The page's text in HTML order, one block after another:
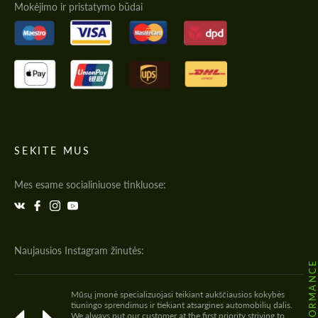
Mokėjimo ir pristatymo būdai
SEKITE MUS
Mes esame socialiniuose tinkluose:
Naujausios Instagram žinutės:
Mūsų įmonė specializuojasi teikiant aukščiausios kokybės
tiuningo sprendimus ir tiekiant atsargines automobilių dalis.
We always put our customer at the first priority striving to